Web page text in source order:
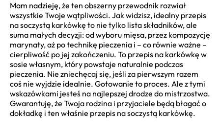
Mam nadzieję, że ten obszerny przewodnik rozwiał
wszystkie Twoje wątpliwości. Jak widzisz, idealny przepis
na soczystą karkówkę to nie tylko lista składników, ale
suma małych decyzji: od wyboru mięsa, przez kompozycję
marynaty, aż po technikę pieczenia i – co równie ważne –
cierpliwość po jej zakończeniu. To przepis na karkówkę w
sosie własnym, który powstaje naturalnie podczas
pieczenia. Nie zniechęcaj się, jeśli za pierwszym razem
coś nie wyjdzie idealnie. Gotowanie to proces. Ale z tymi
wskazówkami jesteś na najlepszej drodze do mistrzostwa.
Gwarantuję, że Twoja rodzina i przyjaciele będą błagać o
dokładkę i ten właśnie przepis na soczystą karkówkę.